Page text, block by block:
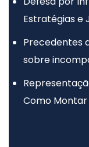
Estratégias e
Precedentes
sobre
advocacia
Como